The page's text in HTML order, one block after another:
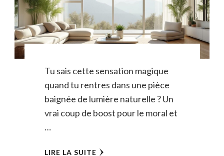
Tu sais cette sensation magique
quand tu rentres dans une pièce
baignée de lumière naturelle ? Un
vrai coup de boost pour le moral et
…
LIRE LA SUITE